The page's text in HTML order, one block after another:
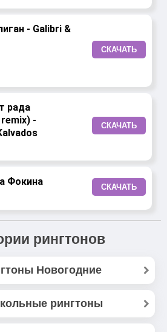
- Galibri &
СКАЧАТЬ
рада
remix) -
СКАЧАТЬ
Фокина СКАЧАТЬ
рингтонов
Новогодние
рингтоны